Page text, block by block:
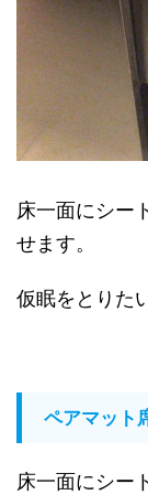
床一面にシー
せます。
仮眠をとりた
ペアマット
床一面にシー